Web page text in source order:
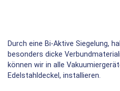
Durch eine Bi-Aktive Siegelung,
besonders dicke
können wir in alle
Edelstahldeckel, installieren.